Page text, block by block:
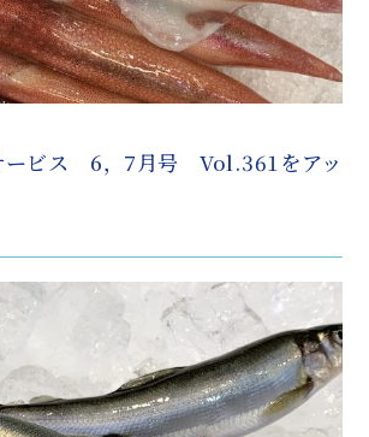
ービス 6，7月号 Vol.361をアッ